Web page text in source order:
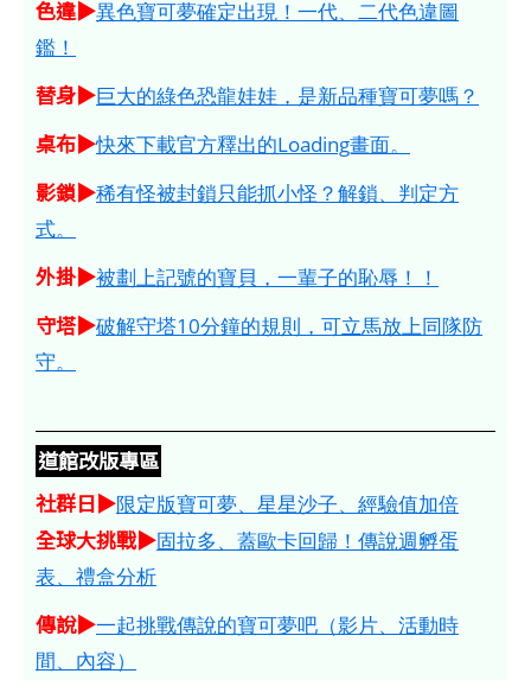
色違▶異色寶可夢確定出現！一代、二代色違圖
鑑！
替身▶巨大的綠色恐龍娃娃，是新品種寶可夢嗎？
桌布▶快來下載官方釋出的Loading畫面。
影鎖▶稀有怪被封鎖只能抓小怪？解鎖、判定方
式。
外掛▶被劃上記號的寶貝，一輩子的恥辱！！
守塔▶破解守塔10分鐘的規則，可立馬放上同隊防
守。
道館改版專區
社群日▶限定版寶可夢、星星沙子、經驗值加倍
全球大挑戰▶固拉多、蓋歐卡回歸！傳說週孵蛋
表、禮盒分析
傳說▶一起挑戰傳說的寶可夢吧（影片、活動時
間、內容）